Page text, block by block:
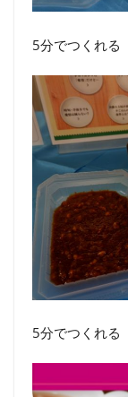
5分でつくれる
5分でつくれる